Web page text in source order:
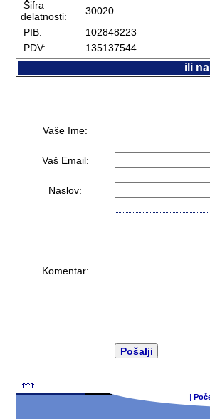
Šifra
delatnosti:
30020
PIB:
102848223
PDV:
135137544
ili
Vaše Ime:
Vaš Email:
Naslov:
Komentar:
|